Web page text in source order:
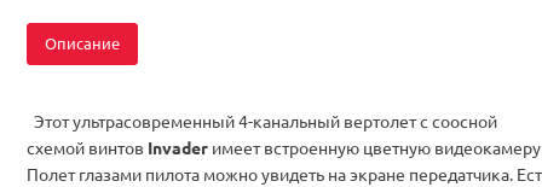
Описание
Этот ультрасовременный 4-канальный вертолет с соосной
схемой винтов Invader имеет встроенную цветную
Полет глазами пилота можно увидеть на экране передатчика.